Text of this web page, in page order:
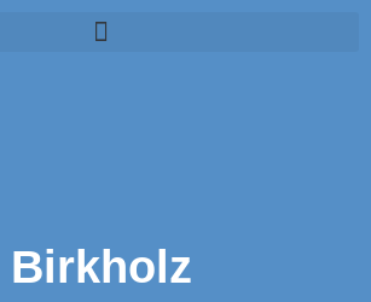
Birkholz